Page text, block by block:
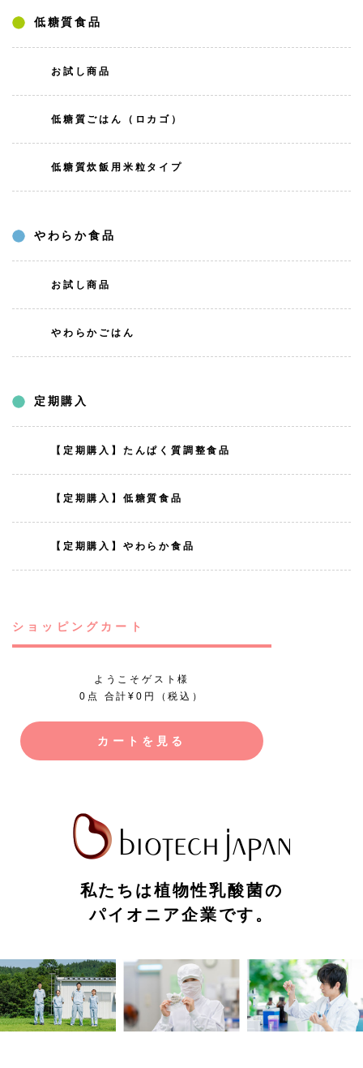
低糖質食品
お試し商品
低糖質ごはん（ロカゴ）
低糖質炊飯用米粒タイプ
やわらか食品
お試し商品
やわらかごはん
定期購入
【定期購入】たんぱく質調整食品
【定期購入】低糖質食品
【定期購入】やわらか食品
ショッピングカート
ようこそゲスト様
0点 合計¥0円（税込）
カートを見る
私たちは植物性乳酸菌の
パイオニア企業です。